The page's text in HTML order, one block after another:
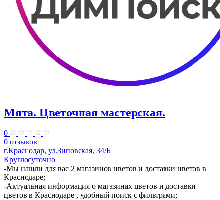
Мята. Цветочная мастерская.
0
0 отзывов
г.Краснодар, ул.Зиповская, 34/Б
Круглосуточно
-Мы нашли для вас 2 магазинов цветов и доставки цветов в
Краснодаре;
-Актуальная информация о магазинах цветов и доставки
цветов в Краснодаре , удобный поиск с фильтрами;